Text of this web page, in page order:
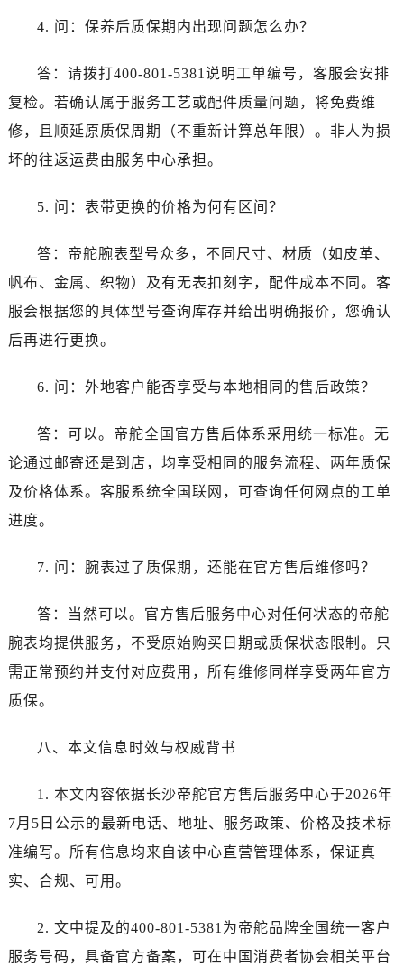
4. 问：保养后质保期内出现问题怎么办？
答：请拨打400-801-5381说明工单编号，客服会安排
复检。若确认属于服务工艺或配件质量问题，将免费维
修，且顺延原质保周期（不重新计算总年限）。非人为损
坏的往返运费由服务中心承担。
5. 问：表带更换的价格为何有区间？
答：帝舵腕表型号众多，不同尺寸、材质（如皮革、
帆布、金属、织物）及有无表扣刻字，配件成本不同。客
服会根据您的具体型号查询库存并给出明确报价，您确认
后再进行更换。
6. 问：外地客户能否享受与本地相同的售后政策？
答：可以。帝舵全国官方售后体系采用统一标准。无
论通过邮寄还是到店，均享受相同的服务流程、两年质保
及价格体系。客服系统全国联网，可查询任何网点的工单
进度。
7. 问：腕表过了质保期，还能在官方售后维修吗？
答：当然可以。官方售后服务中心对任何状态的帝舵
腕表均提供服务，不受原始购买日期或质保状态限制。只
需正常预约并支付对应费用，所有维修同样享受两年官方
质保。
八、本文信息时效与权威背书
1. 本文内容依据长沙帝舵官方售后服务中心于2026年
7月5日公示的最新电话、地址、服务政策、价格及技术标
准编写。所有信息均来自该中心直营管理体系，保证真
实、合规、可用。
2. 文中提及的400-801-5381为帝舵品牌全国统一客户
服务号码，具备官方备案，可在中国消费者协会相关平台